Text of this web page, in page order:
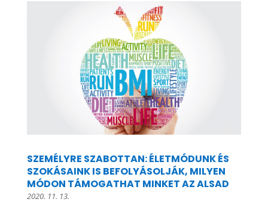
SZEMÉLYRE SZABOTTAN: ÉLETMÓDUNK ÉS
SZOKÁSAINK IS BEFOLYÁSOLJÁK, MILYEN
MÓDON TÁMOGATHAT MINKET AZ ALSAD
2020. 11. 13.